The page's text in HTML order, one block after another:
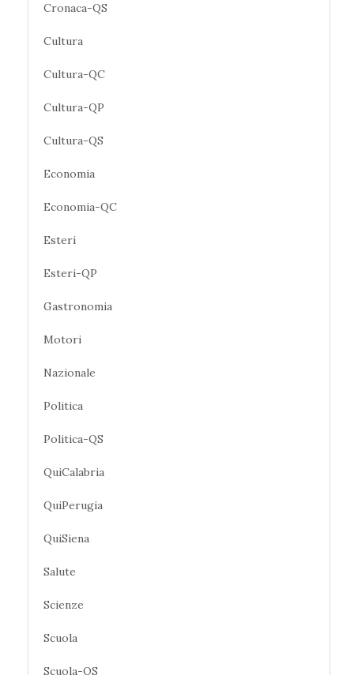
Cronaca-QS
Cultura
Cultura-QC
Cultura-QP
Cultura-QS
Economia
Economia-QC
Esteri
Esteri-QP
Gastronomia
Motori
Nazionale
Politica
Politica-QS
QuiCalabria
QuiPerugia
QuiSiena
Salute
Scienze
Scuola
Scuola-QS